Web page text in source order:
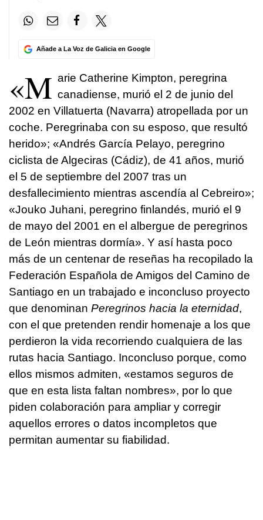
Añade a La Voz de Galicia en Google
«M arie Catherine Kimpton, peregrina
canadiense, murió el 2 de junio del
2002 en Villatuerta (Navarra) atropellada por un
coche. Peregrinaba con su esposo, que resultó
herido»; «Andrés García Pelayo, peregrino
ciclista de Algeciras (Cádiz), de 41 años, murió
el 5 de septiembre del 2007 tras un
desfallecimiento mientras ascendía al Cebreiro»;
«Jouko Juhani, peregrino finlandés, murió el 9
de mayo del 2001 en el albergue de peregrinos
de León mientras dormía». Y así hasta poco
más de un centenar de reseñas ha recopilado la
Federación Española de Amigos del Camino de
Santiago en un trabajado e inconcluso proyecto
que denominan Peregrinos hacia la eternidad,
con el que pretenden rendir homenaje a los que
perdieron la vida recorriendo cualquiera de las
rutas hacia Santiago. Inconcluso porque, como
ellos mismos admiten, «estamos seguros de
que en esta lista faltan nombres», por lo que
piden colaboración para ampliar y corregir
aquellos errores o datos incompletos que
permitan aumentar su fiabilidad.